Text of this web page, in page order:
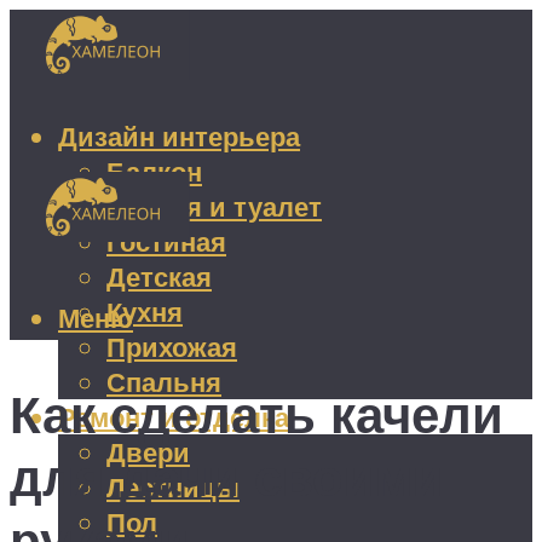
Дизайн интерьера
Балкон
Ванная и туалет
Гостиная
Детская
Кухня
Прихожая
Спальня
Ремонт и отделка
Двери
Лестницы
Пол
Меню
Как сделать качели
для дачи своими